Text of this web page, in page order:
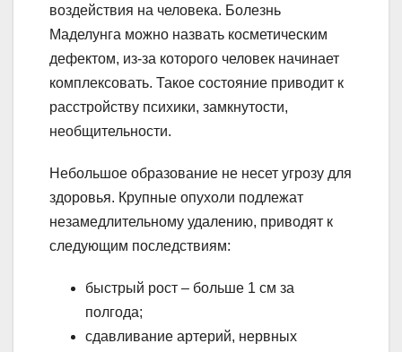
воздействия на человека. Болезнь
Маделунга можно назвать косметическим
дефектом, из-за которого человек начинает
комплексовать. Такое состояние приводит к
расстройству психики, замкнутости,
необщительности.
Небольшое образование не несет угрозу для
здоровья. Крупные опухоли подлежат
незамедлительному удалению, приводят к
следующим последствиям:
быстрый рост – больше 1 см за
полгода;
сдавливание артерий, нервных